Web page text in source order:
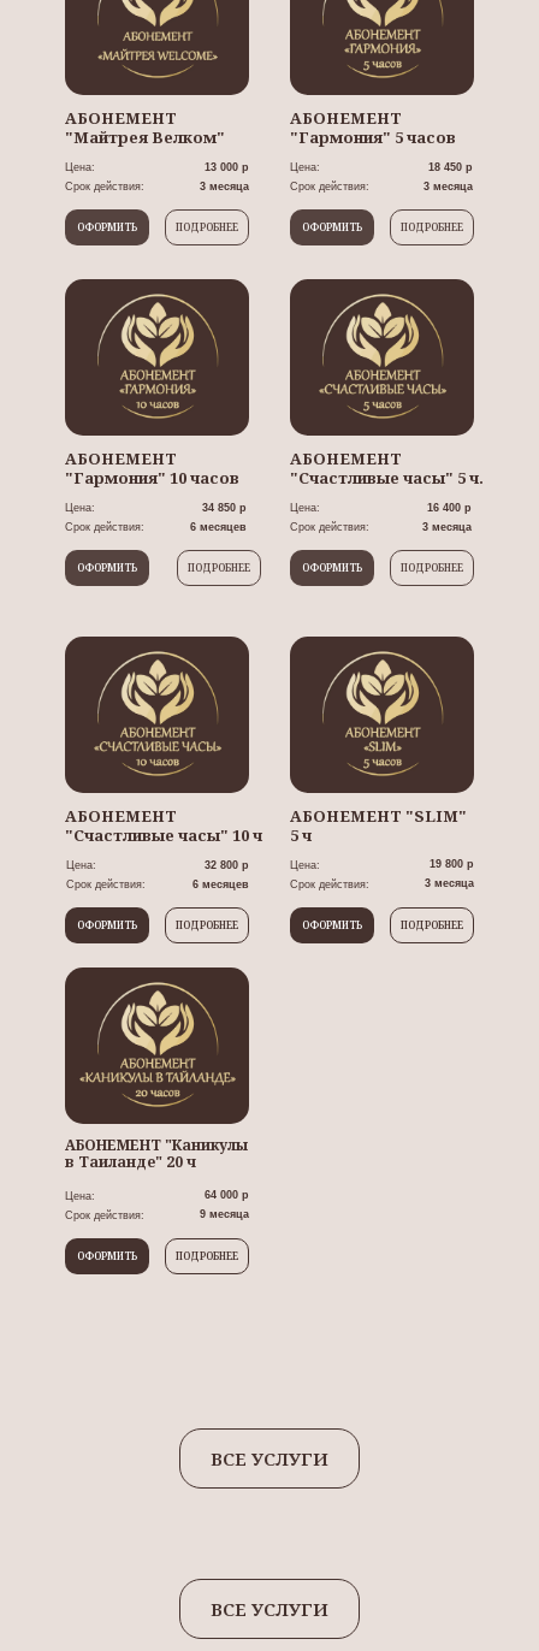
АБОНЕМЕНТ
"Майтрея Велком"
Цена:
Срок действия:
13 000 р
3 месяца
АБОНЕМЕНТ
"Гармония" 5 часов
Цена:
Срок действия:
18 450 р
3 месяца
АБОНЕМЕНТ
"Гармония" 10 часов
Цена:
Срок действия:
34 850 р
6 месяцев
АБОНЕМЕНТ
"Счастливые часы" 5 ч.
Цена:
Срок действия:
16 400 р
3 месяца
ОФОРМИТЬ ОФОРМИТЬ
ОФОРМИТЬ ОФОРМИТЬ
ПОДРОБНЕЕ ПОДРОБНЕЕ
ПОДРОБНЕЕ ПОДРОБНЕЕ
АБОНЕМЕНТ
"Счастливые часы" 10 ч
Цена:
Срок действия:
32 800 р
6 месяцев
АБОНЕМЕНТ "SLIM"
5 ч
Цена:
Срок действия:
19 800 р
3 месяца
ОФОРМИТЬ ОФОРМИТЬ
ПОДРОБНЕЕ ПОДРОБНЕЕ
АБОНЕМЕНТ "Каникулы
в Таиланде" 20 ч
Цена:
Срок действия:
64 000 р
9 месяца
ОФОРМИТЬ ПОДРОБНЕЕ
ВСЕ УСЛУГИ
ВСЕ УСЛУГИ